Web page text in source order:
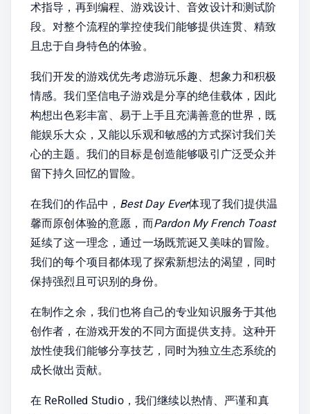
术指导，再到编程、游戏设计、音效设计和测试阶
段。对整个流程的掌控使我们能够提供连贯、精致
且忠于自身特色的体验。
我们开发的游戏优先考虑游玩乐趣、想象力和积极
情感。我们坚信电子游戏是分享的绝佳载体，因此
构想出色彩丰富、易于上手且充满善意的世界，既
能娱乐大众，又能以乐观和敏感的方式探讨我们关
心的主题。我们的目标是创造能够吸引广泛受众并
留下持久回忆的冒险。
在我们的作品中， Best Day Ever体现了我们提供温
馨而原创体验的意愿，而Pardon My French Toast
延续了这一理念，通过一场既荒诞又美味的冒险。
我们的每个项目都体现了探索新想法的渴望，同时
保持强烈且可识别的身份。
在制作之余，我们也将自己的专业知识服务于其他
创作者，在游戏开发的不同方面提供支持。这种开
放性使我们能够分享技艺，同时为独立生态系统的
成长做出贡献。
在 ReRolled Studio，我们继续以热情、严谨和真